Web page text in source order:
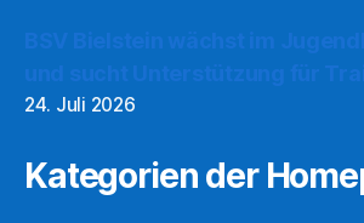
24. Juli 2026
Kategorien der